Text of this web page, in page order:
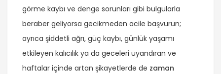
görme kaybı ve denge sorunları gibi bulgularla
beraber geliyorsa gecikmeden acile başvurun;
ayrıca şiddetli ağrı, güç kaybı, günlük yaşamı
etkileyen kalıcılık ya da geceleri uyandıran ve
haftalar içinde artan şikayetlerde de zaman